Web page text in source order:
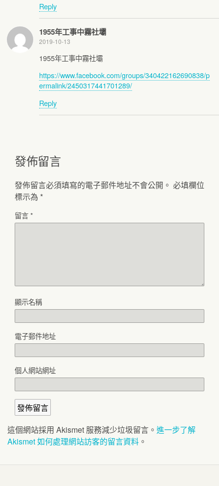
Reply
1955年工事中霧社壩
2019-10-13
1955年工事中霧社壩
https://www.facebook.com/groups/340422162690838/p
ermalink/2450317441701289/
Reply
發佈留言
發佈留言必須填寫的電子郵件地址不會公開。 必填欄位
標示為 *
留言*
顯示名稱
電子郵件地址
個人網站網址
這個網站採用 Akismet 服務減少垃圾留言。 進一步了解
Akismet 如何處理網站訪客的留言資料 。